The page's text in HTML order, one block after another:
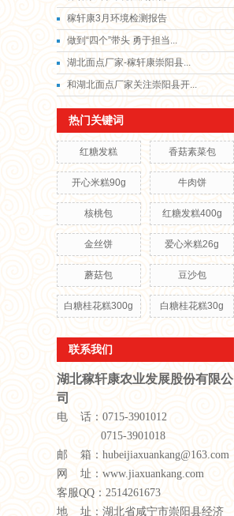
稼轩康3月环境检测报告
做到“四个”带头 勇于担当...
湖北面点厂家-稼轩康崇阳县...
和湖北面点厂家关注崇阳县开...
热门关键词
红糖发糕 香菇素菜包
开心米糕90g 牛肉饼
核桃包 红糖发糕400g
金丝饼 爱心米糕26g
蘑菇包 豆沙包
白糖桂花糕300g 白糖桂花糕30g
联系我们
湖北稼轩康农业发展股份有限公
司
电 话：0715-3901012
0715-3901018
邮 箱：hubeijiaxuankang@163.com
网 址：www.jiaxuankang.com
客服QQ：2514261673
地 址：湖北省咸宁市崇阳县经济